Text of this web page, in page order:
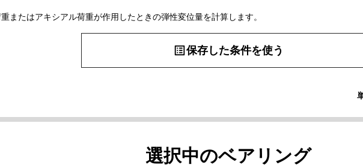
またはアキシアル荷重が作用したときの弾性変位量を計算します。
list_alt保存した条件を使う
選択中のベアリング